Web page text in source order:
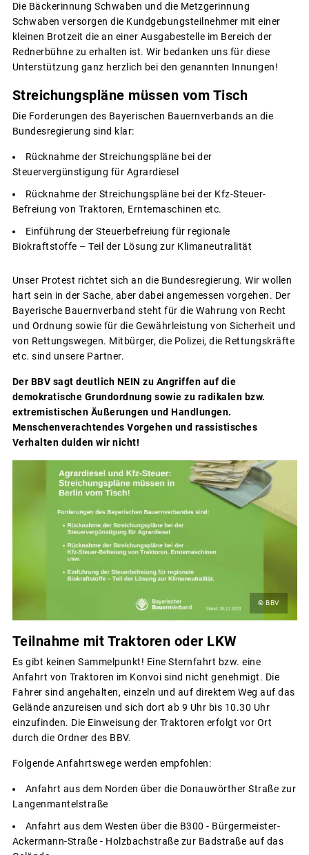
Die Bäckerinnung Schwaben und die Metzgerinnung
Schwaben versorgen die Kundgebungsteilnehmer mit einer
kleinen Brotzeit die an einer Ausgabestelle im Bereich der
Rednerbühne zu erhalten ist. Wir bedanken uns für diese
Unterstützung ganz herzlich bei den genannten Innungen!
Streichungspläne müssen vom Tisch
Die Forderungen des Bayerischen Bauernverbands an die
Bundesregierung sind klar:
Rücknahme der Streichungspläne bei der
Steuervergünstigung für Agrardiesel
Rücknahme der Streichungspläne bei der Kfz-Steuer-
Befreiung von Traktoren, Erntemaschinen etc.
Einführung der Steuerbefreiung für regionale
Biokraftstoffe – Teil der Lösung zur Klimaneutralität
Unser Protest richtet sich an die Bundesregierung. Wir wollen
hart sein in der Sache, aber dabei angemessen vorgehen. Der
Bayerische Bauernverband steht für die Wahrung von Recht
und Ordnung sowie für die Gewährleistung von Sicherheit und
von Rettungswegen. Mitbürger, die Polizei, die Rettungskräfte
etc. sind unsere Partner.
Der BBV sagt deutlich NEIN zu Angriffen auf die
demokratische Grundordnung sowie zu radikalen bzw.
extremistischen Äußerungen und Handlungen.
Menschenverachtendes Vorgehen und rassistisches
Verhalten dulden wir nicht!
© BBV
Teilnahme mit Traktoren oder LKW
Es gibt keinen Sammelpunkt! Eine Sternfahrt bzw. eine
Anfahrt von Traktoren im Konvoi sind nicht genehmigt. Die
Fahrer sind angehalten, einzeln und auf direktem Weg auf das
Gelände anzureisen und sich dort ab 9 Uhr bis 10.30 Uhr
einzufinden. Die Einweisung der Traktoren erfolgt vor Ort
durch die Ordner des BBV.
Folgende Anfahrtswege werden empfohlen:
Anfahrt aus dem Norden über die Donauwörther Straße zur
Langenmantelstraße
Anfahrt aus dem Westen über die B300 - Bürgermeister-
Ackermann-Straße - Holzbachstraße zur Badstraße auf das